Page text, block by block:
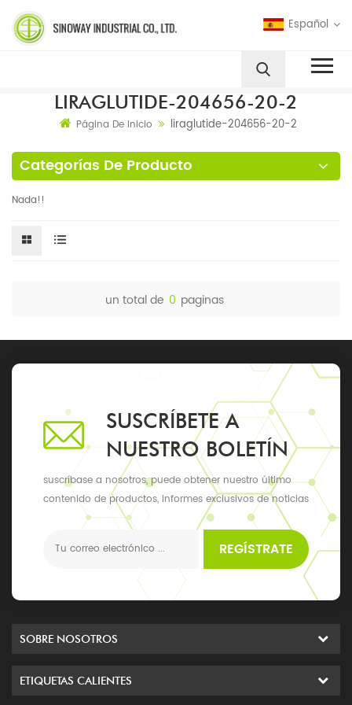
Español
LIRAGLUTIDE-204656-20-2
Página De Inicio liraglutide-204656-20-2
Categorías De Producto
Nada!!
un total de 0 paginas
SUSCRÍBETE A
NUESTRO BOLETÍN
suscríbase a nosotros, puede obtener nuestro último
contenido de productos, informes exclusivos de noticias
y actualizaciones, los últimos eventos locales
REGÍSTRATE
SOBRE NOSOTROS
ETIQUETAS CALIENTES